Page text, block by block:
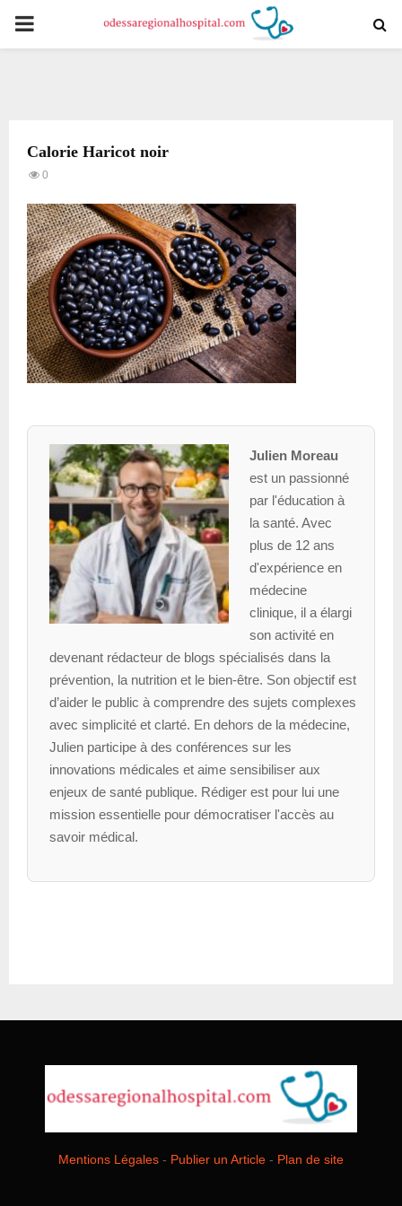
PRIMARY
Calorie Haricot noir
0
Julien Moreau
est un passionné
par l'éducation à
la santé. Avec
plus de 12 ans
d'expérience en
médecine
clinique, il a élargi
son activité en
devenant rédacteur de blogs spécialisés dans la
prévention, la nutrition et le bien-être. Son objectif est
d’aider le public à comprendre des sujets complexes
avec simplicité et clarté. En dehors de la médecine,
Julien participe à des conférences sur les
innovations médicales et aime sensibiliser aux
enjeux de santé publique. Rédiger est pour lui une
mission essentielle pour démocratiser l'accès au
savoir médical.
Mentions Légales - Publier un Article - Plan de site